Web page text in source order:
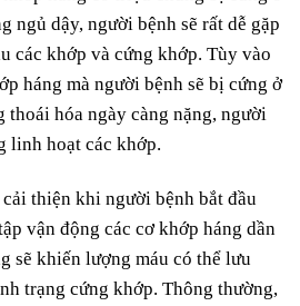
ngủ dậy, người bệnh sẽ rất dễ gặp
các khớp và cứng khớp. Tùy vào
háng mà người bệnh sẽ bị cứng ở
hóa ngày càng nặng, người
linh hoạt các khớp.
thiện khi người bệnh bắt đầu
vận động các cơ khớp háng dần
sẽ khiến lượng máu có thể lưu
trạng cứng khớp. Thông thường,